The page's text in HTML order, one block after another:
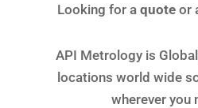
Looking for aquote or
API Metrology is
locations world wide
wherever you